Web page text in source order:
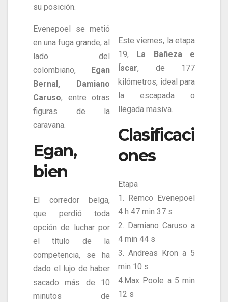
su posición.
Evenepoel se metió
en una fuga grande, al
lado del
colombiano, Egan
Bernal, Damiano
Caruso, entre otras
figuras de la
caravana.
Egan,
bien
El corredor belga,
que perdió toda
opción de luchar por
el título de la
competencia, se ha
dado el lujo de haber
sacado más de 10
minutos de
Este viernes, la etapa
19, La Bañeza e
Íscar, de 177
kilómetros, ideal para
la escapada o
llegada masiva.
Clasificaci
ones
Etapa
1. Remco Evenepoel
4 h 47 min 37 s
2. Damiano Caruso a
4 min 44 s
3. Andreas Kron a 5
min 10 s
4.Max Poole a 5 min
12 s